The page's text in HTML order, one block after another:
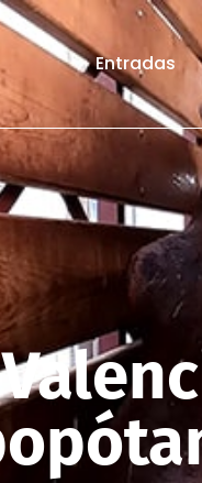
Entradas